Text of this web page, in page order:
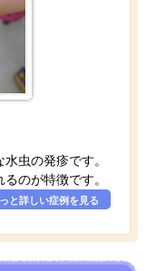
虫の発疹です。
のが特徴です。
と詳しい症例を見る